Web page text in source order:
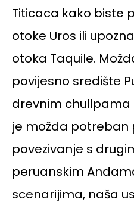
Titicaca kako biste
otoke Uros ili
otoka Taquile.
povijesno središte
drevnim chullpama
je možda potreban
povezivanje s
peruanskim
scenarijima, naša